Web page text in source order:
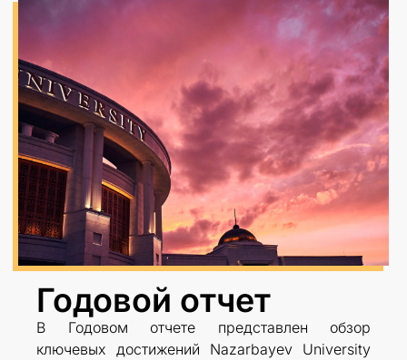
Годовой отчет
В Годовом отчете представлен обзор
ключевых достижений Nazarbayev University